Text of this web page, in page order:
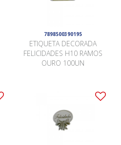
7898500390195
ETIQUETA DECORADA
FELICIDADES H10 RAMOS
OURO 100UN